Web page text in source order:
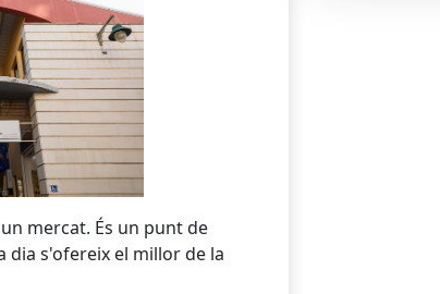
mercat. És un punt de
s'ofereix el millor de la